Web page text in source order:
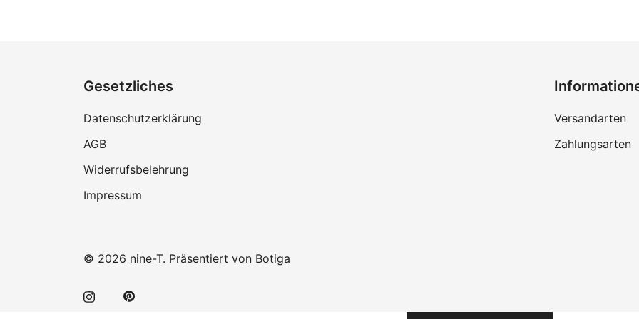
Gesetzliches
Datenschutzerklärung
AGB
Widerrufsbelehrung
Impressum
Versandarten
Zahlungsarten
© 2026 nine-T. Präsentiert von Botiga